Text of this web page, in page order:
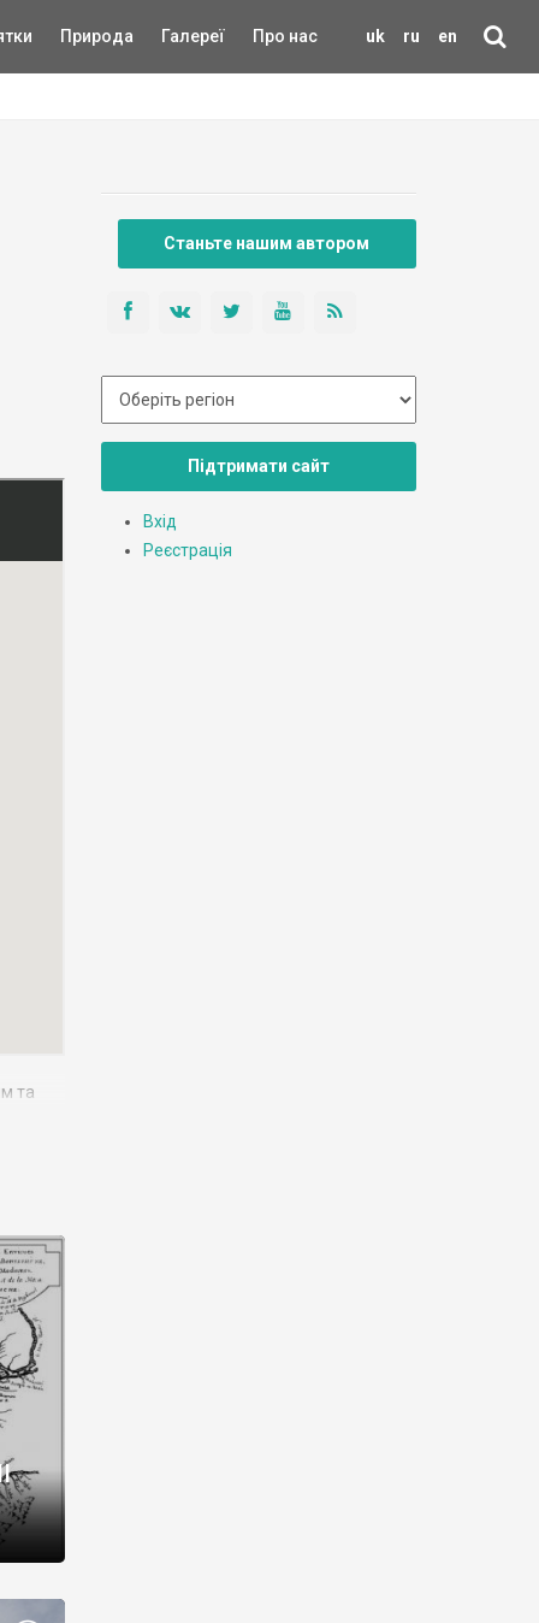
uk ru en
Природа Галереї Про нас
та
Станьте нашим автором
Підтримати сайт
Вхід
Реєстрація